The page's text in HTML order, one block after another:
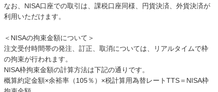
なお、NISA口座での取引は、課税口座同様、円貨決済、外貨決済が
利用いただけます。
＜NISAの拘束金額について＞
注文受付時間帯の発注、訂正、取消については、リアルタイムで枠
の拘束が行われます。
NISA枠拘束金額の計算方法は下記の通りです。
概算約定金額×余裕率（105％）×税計算用為替レートTTS＝NISA枠